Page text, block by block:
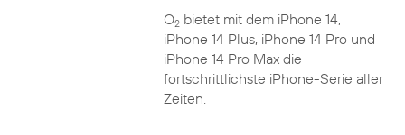
O2bietet mit dem iPhone 14,
iPhone 14 Plus, iPhone 14 Pro und
iPhone 14 Pro Max die
fortschrittlichste iPhone-Serie aller
Zeiten.